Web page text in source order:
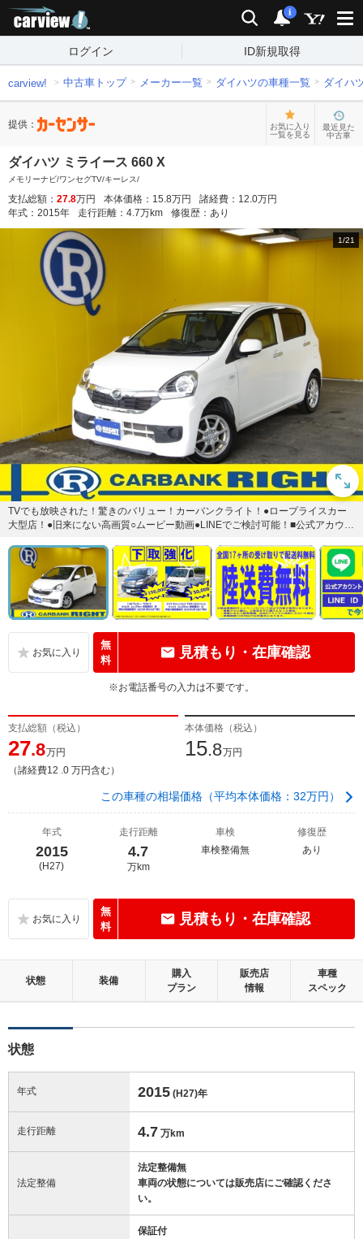
検索 通知
i
ログイン ID新規取得
carview! 中古車トップ メーカー一覧 ダイハツの車種一覧 ダイハ
提供：
お気に入り
一覧を見る
最近見た
中古車
ダイハツ ミライース 660 X
メモリーナビ/ワンセグTV/キーレス/
支払総額： 27.8万円 本体価格： 15.8万円 諸経費： 12.0万円
年式： 2015年 走行距離： 4.7万km 修復歴： あり
1/21
TVでも放映された！驚きのバリュー！カーバンクライト！●ロープライスカー
大型店！●旧来にない高画質○ムービー動画●LINEでご検討可能！■公式アカウン
無
料
見積もり・在庫確認
※お電話番号の入力は不要です。
支払総額（税込）
27.8万円
（諸経費12 .0 万円含む）
本体価格（税込）
15.8万円
この車種の相場価格（平均本体価格：32万円）
年式
2015
(H27)
走行距離
4.7
万km
車検
車検整備無
修復歴
あり
無
料
見積もり・在庫確認
状態 装備
購入
プラン
販売店
情報
車種
スペック
状態
年式 2015 (H27)年
走行距離 4.7 万km
法定整備
法定整備無
車両の状態については販売店にご確認くださ
い。
保証付